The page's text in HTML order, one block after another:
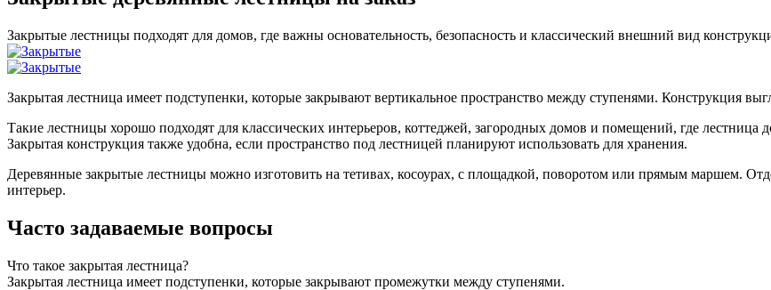
Закрытые лестницы подходят для домов, где важны основательность, безопасность и классический внешний вид
Закрытая лестница имеет подступенки, которые закрывают вертикальное пространство между ступенями. Конструкция
Такие лестницы хорошо подходят для классических интерьеров, коттеджей, загородных домов и помещений, где
Закрытая конструкция также удобна, если пространство под лестницей планируют использовать для хранения.
Деревянные закрытые лестницы можно изготовить на тетивах, косоурах, с площадкой, поворотом или прямым маршем.
интерьер.
Часто задаваемые вопросы
Что такое закрытая лестница?
Закрытая лестница имеет подступенки, которые закрывают промежутки между ступенями.